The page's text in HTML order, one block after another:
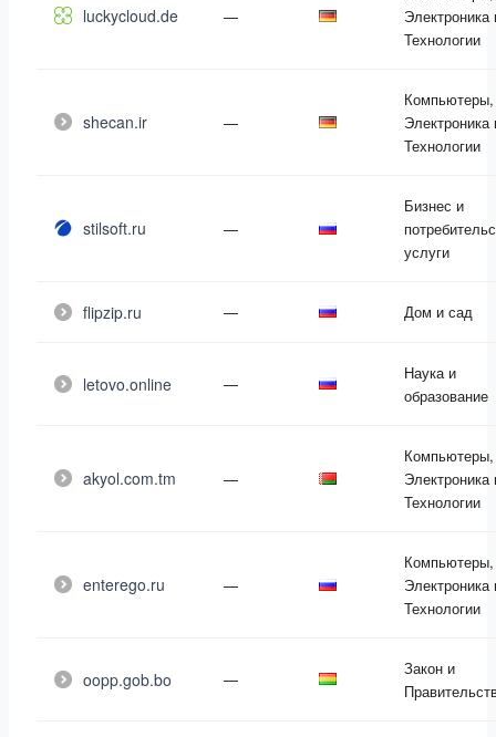
luckycloud.de —
Электроника
Технологии
shecan.ir —
Компьютеры,
Электроника
Технологии
stilsoft.ru —
Бизнес и
услуги
flipzip.ru — Дом и сад
letovo.online —
Наука и
образование
akyol.com.tm —
Компьютеры,
Электроника
Технологии
enterego.ru —
Компьютеры,
Электроника
Технологии
oopp.gob.bo —
Закон и